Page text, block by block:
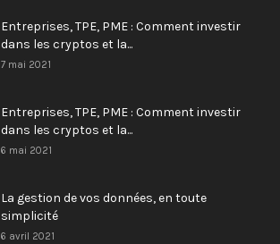
Entreprises, TPE, PME : Comment investir
dans les cryptos et la...
7 mai 2021
Entreprises, TPE, PME : Comment investir
dans les cryptos et la...
6 mai 2021
La gestion de vos données, en toute
simplicité
6 avril 2021